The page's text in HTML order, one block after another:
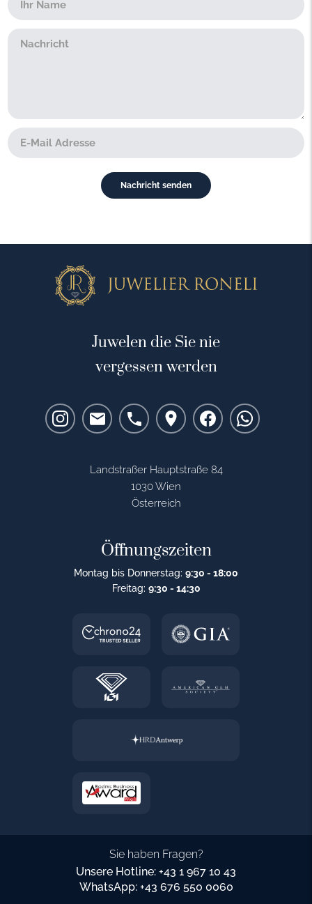
Juwelen die Sie nie
vergessen werden
Landstraßer Hauptstraße 84
1030 Wien
Österreich
Öffnungszeiten
Montag bis Donnerstag: 9:30 - 18:00
Freitag: 9:30 - 14:30
Sie haben Fragen?
Unsere Hotline: +43 1 967 10 43
WhatsApp: +43 676 550 0060